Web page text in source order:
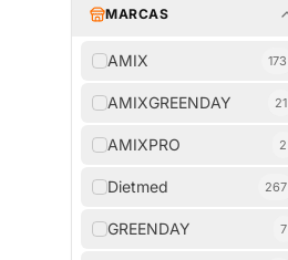
MARCAS
AMIX 173
AMIXGREENDAY 21
AMIXPRO 2
Dietmed 267
GREENDAY 7